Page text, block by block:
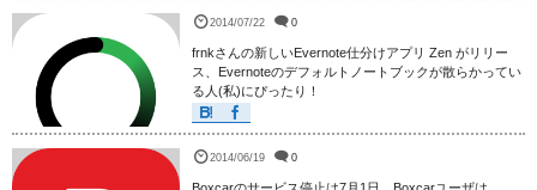
2014/07/22 0
frnkさんの新しいEvernote仕分けアプリ Zen がリリー
ス、Evernoteのデフォルトノートブックが散らかってい
る人(私)にぴったり！
2014/06/19 0